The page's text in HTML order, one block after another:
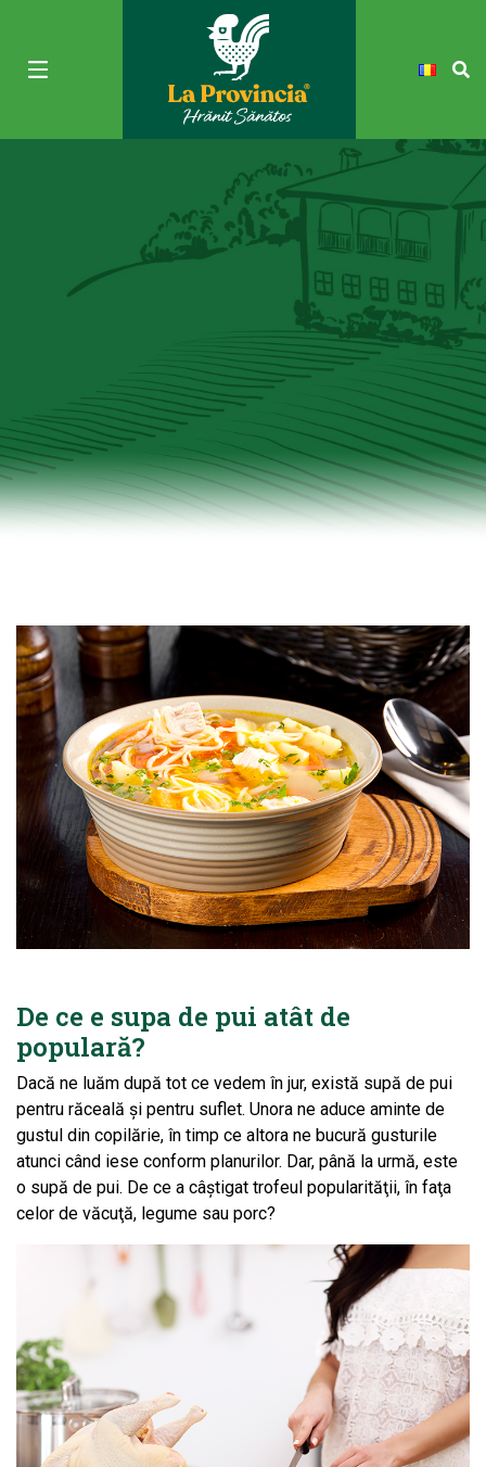
De ce e supa de pui atât de
populară?
Dacă ne luăm după tot ce vedem în jur, există supă de pui
pentru răceală şi pentru suflet. Unora ne aduce aminte de
gustul din copilărie, în timp ce altora ne bucură gusturile
atunci când iese conform planurilor. Dar, până la urmă, este
o supă de pui. De ce a câştigat trofeul popularităţii, în faţa
celor de văcuţă, legume sau porc?